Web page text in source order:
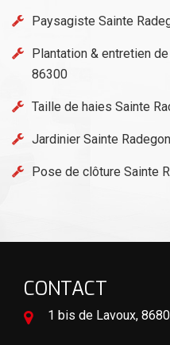
Paysagiste Sainte
Plantation & entretien
86300
Taille de haies Sainte
Jardinier Sainte
Pose de clôture Sainte
CONTACT
1 bis de Lavoux,